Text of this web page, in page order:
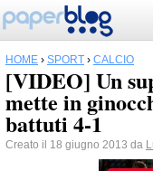
HOME › SPORT › CALCIO
[VIDEO] Un
mette in
battuti 4-1
Creato il 18 giugno 2013 da